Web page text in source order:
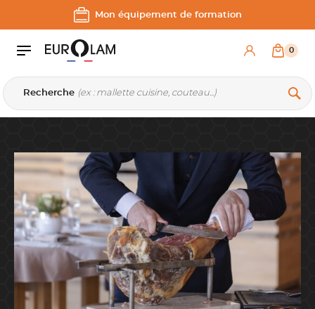
Aller au contenu
Aller à la navigation principale
Mon équipement de formation
Recherche
0